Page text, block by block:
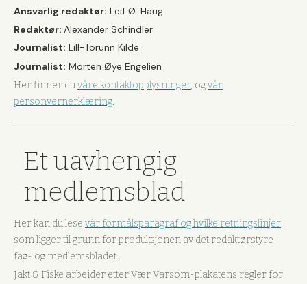
Ansvarlig redaktør: Leif Ø. Haug
Redaktør: Alexander Schindler
Journalist: Lill-Torunn Kilde
Journalist: Morten Øye Engelien
Her finner duvåre kontaktopplysninger, ogvår
personvernerklæring.
Et uavhengig
medlemsblad
Her kan du lese vår formålsparagraf og hvilke retningslinjer
som ligger til grunn for produksjonen av det redaktørstyre
fag- og medlemsbladet.
Jakt & Fiske arbeider etter Vær Varsom-plakatens regler for